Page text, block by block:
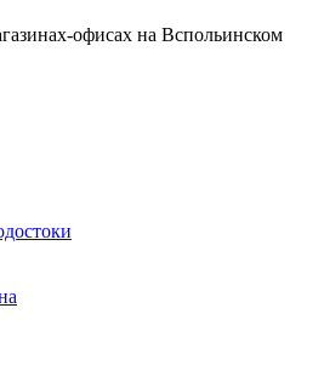
офисах на Вспольинском